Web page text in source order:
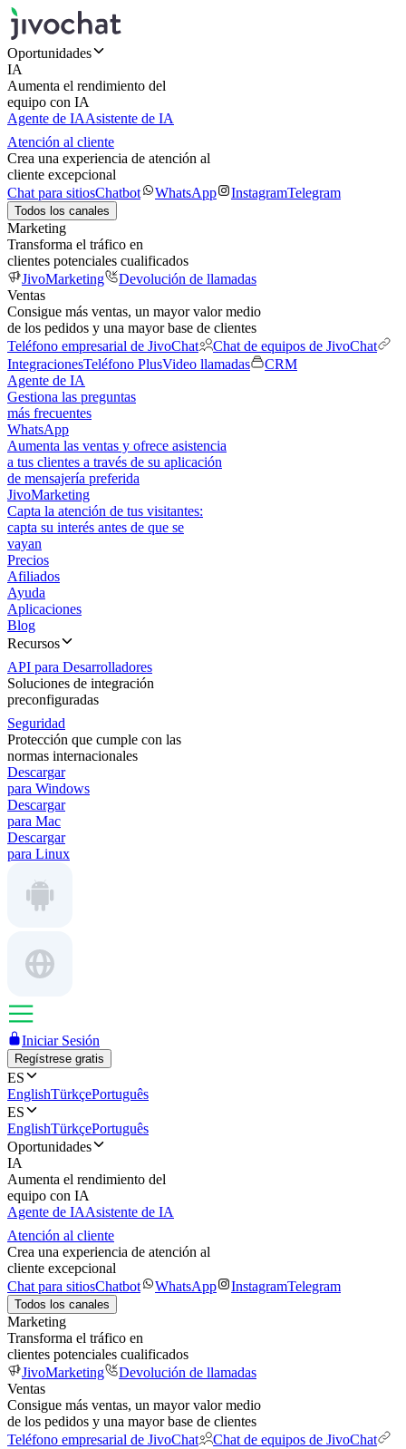
Oportunidades
IA
Aumenta el rendimiento del
equipo con IA
Agente de IAAsistente de IA
Atención al cliente
Crea una experiencia de atención al
cliente excepcional
Chat para sitiosChatbot WhatsApp InstagramTelegram
Todos los canales
Marketing
Transforma el tráfico en
clientes potenciales cualificados
JivoMarketing
Devolución de llamadas
Ventas
Consigue más ventas, un mayor valor medio
de los pedidos y una mayor base de clientes
Teléfono empresarial de JivoChat
Chat de equipos de JivoChat
IntegracionesTeléfono PlusVideo llamadas
CRM
Agente de IA
Gestiona las preguntas
más frecuentes
WhatsApp
Aumenta las ventas y ofrece asistencia
a tus clientes a través de su aplicación
de mensajería preferida
JivoMarketing
Capta la atención de tus visitantes:
capta su interés antes de que se
vayan
Precios
Afiliados
Ayuda
Aplicaciones
Blog
Recursos
API para Desarrolladores
Soluciones de integración
preconfiguradas
Seguridad
Protección que cumple con las
normas internacionales
Descargar
para Windows
Descargar
para Mac
Descargar
para Linux
Iniciar Sesión
Regístrese gratis
ES
EnglishTürkçePortuguês
ES
EnglishTürkçePortuguês
Oportunidades
IA
Aumenta el rendimiento del
equipo con IA
Agente de IAAsistente de IA
Atención al cliente
Crea una experiencia de atención al
cliente excepcional
Chat para sitiosChatbot WhatsApp InstagramTelegram
Todos los canales
Marketing
Transforma el tráfico en
clientes potenciales cualificados
JivoMarketing
Devolución de llamadas
Ventas
Consigue más ventas, un mayor valor medio
de los pedidos y una mayor base de clientes
Teléfono empresarial de JivoChat
Chat de equipos de JivoChat